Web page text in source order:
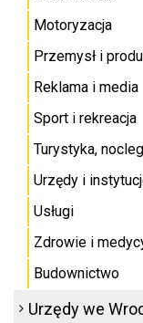
Motoryzacja
Przemysł i
Reklama i media
Sport i rekreacja
Turystyka,
Urzędy i
Usługi
Zdrowie i
Budownictwo
Urzędy we